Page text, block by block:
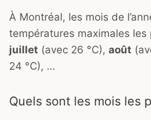
À Montréal, les mois de
températures maximales les
juillet (avec 26 °C), août
24 °C), …
Quels sont les mois les